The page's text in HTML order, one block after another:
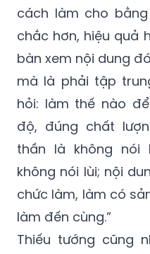
cách làm cho
chắc hơn, hiệu quả
bàn xem nội dung
mà là phải tập
hỏi: làm thế nào
độ, đúng chất
thần là không nói
không nói lùi; nội
chức làm, làm có
làm đến cùng.”
Thiếu tướng cũng